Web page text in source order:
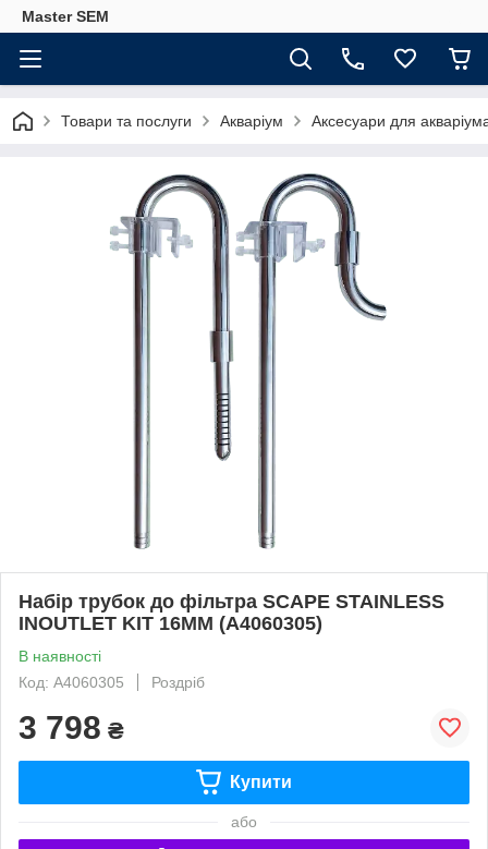
Master SEM
Товари та послуги Акваріум Аксесуари для
Набір трубок до фільтра SCAPE STAINLESS
INOUTLET KIT 16MM (A4060305)
В наявності
Код: A4060305
Роздріб
3 798 ₴
Купити
або